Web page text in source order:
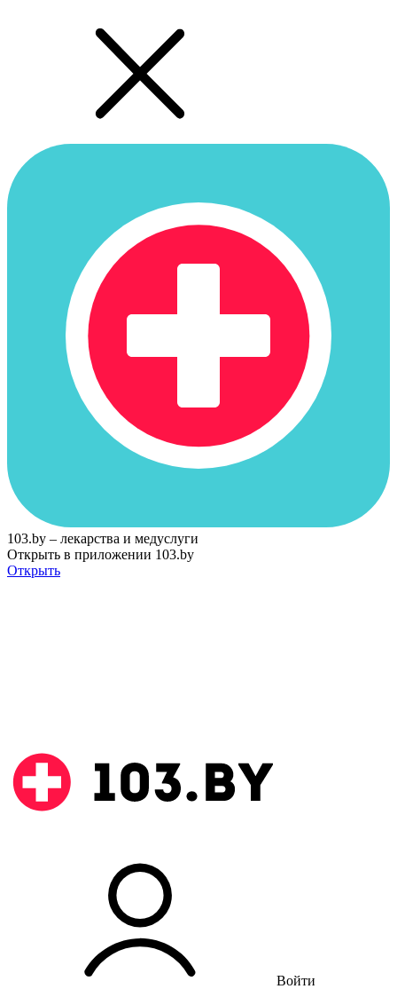
103.by – лекарства и медуслуги
Открыть в приложении 103.by
Открыть
Войти